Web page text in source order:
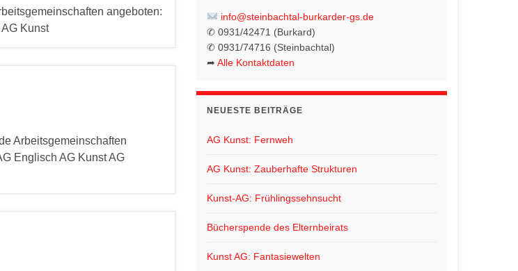
angeboten:
Kunst
Arbeitsgemeinschaften
Englisch AG Kunst AG
info@steinbachtal-burkarder-gs.de
✆ 0931/42471 (Burkard)
✆ 0931/74716 (Steinbachtal)
➦ Alle Kontaktdaten
NEUESTE BEITRÄGE
AG Kunst: Fernweh
AG Kunst: Zauberhafte Strukturen
Kunst-AG: Frühlingssehnsucht
Bücherspende des Elternbeirats
Kunst AG: Fantasiewelten